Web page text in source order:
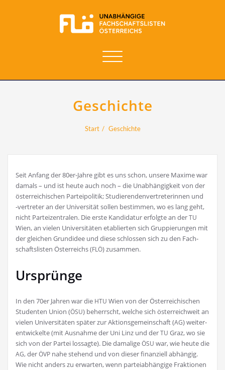
Navigation
Geschichte
Start Geschichte
Seit Anfang der 80er-Jah­re gibt es uns schon, unse­re Maxi­me war
damals – und ist heu­te auch noch – die Unab­hän­gig­keit von der
öster­rei­chi­schen Par­tei­po­li­tik; Stu­die­ren­den­ver­tre­te­rin­nen und
‑ver­tre­ter an der Uni­ver­si­tät sol­len bestim­men, wo es lang geht,
nicht Par­tei­zen­tra­len. Die ers­te Kan­di­da­tur erfolg­te an derTU
Wien, an vie­len Uni­ver­si­tä­ten eta­blier­ten sich Grup­pie­run­gen mit
der glei­chen Grund­idee und die­se schlos­sen sich zu den Fach­
schafts­lis­ten Öster­reichs (FLÖ) zusammen.
Ursprünge
In den 70er Jah­ren war die HTU Wien von der Öster­rei­chi­schen
Stu­den­ten Uni­on (ÖSU) beherrscht, wel­che sich öster­reich­weit an
vie­len Uni­ver­si­tä­ten spä­ter zur Akti­ons­ge­mein­schaft (AG) wei­ter­
ent­wi­ckel­te (mit Aus­nah­me der Uni Linz und derTU Graz, wo sie
sich von der Par­tei los­sag­te). Die dama­li­geÖSU war, wie heu­te die
AG, derÖVP nahe ste­hend und von die­ser finan­zi­ell abhän­gig.
Wie nicht anders zu erwar­ten, wenn par­tei­ab­hän­gi­ge Frak­tio­nen